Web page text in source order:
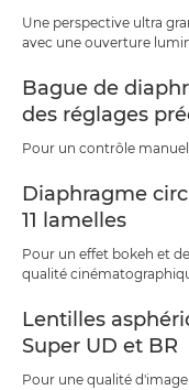
Une perspective ultra
avec une ouverture
Bague de
des réglages
Pour un contrôle
Diaphragme
11 lamelles
Pour un effet bokeh et
qualité
Lentilles
Super UD et BR
Pour une qualité